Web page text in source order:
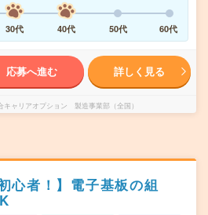
30代 40代 50代 60代
応募へ進む 詳しく見る
キャリアオプション 製造事業部（全国）
心者！】電子基板の組